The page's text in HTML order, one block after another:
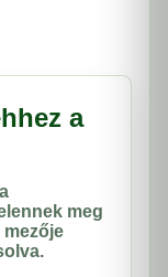
a
meg
mezője